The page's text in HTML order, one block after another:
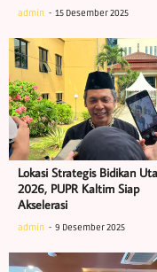
admin 15 Desember 2025
Lokasi Strategis Bidikan
2026, PUPR Kaltim Siap
Akselerasi
admin 9 Desember 2025